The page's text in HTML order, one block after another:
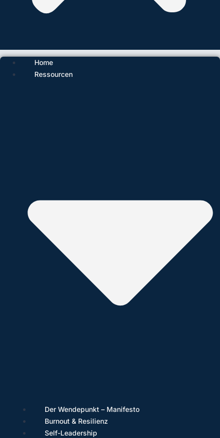
Home
Ressourcen
Der Wendepunkt – Manifesto
Burnout & Resilienz
Self-Leadership